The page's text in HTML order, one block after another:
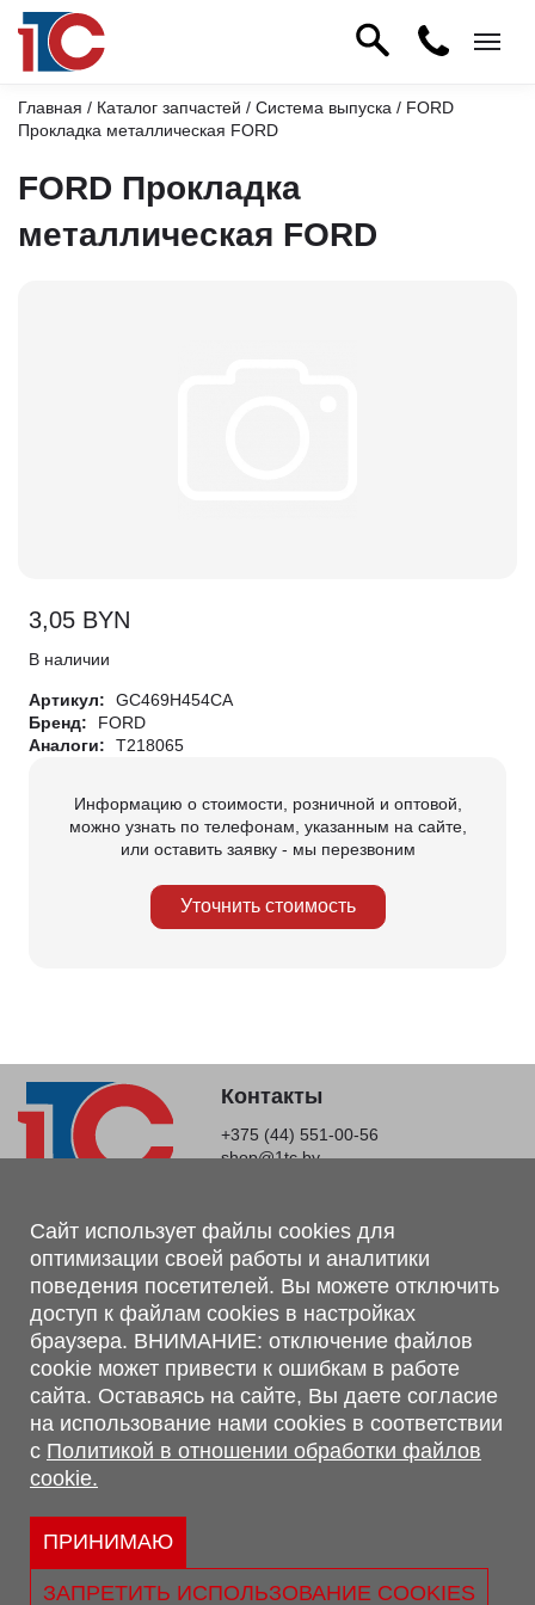
Главная / Каталог запчастей / Система выпуска / FORD
Прокладка металлическая FORD
FORD Прокладка
металлическая FORD
3,05 BYN
В наличии
Артикул:
GC469H454CA
Бренд:
FORD
Аналоги:
T218065
Информацию о стоимости, розничной и оптовой,
можно узнать по телефонам, указанным на сайте,
или оставить заявку - мы перезвоним
Уточнить стоимость
Контакты
+375 (44) 551-00-56
shop@1tc.by
Магазин, склад
г. Минск, Минский р-н, п. Привольный, ул. Мира, 20А,
223062
г. Брест, ул. Лейтенанта Рябцева, 108 В, 224701
Обращаем Ваше внимание, что вся предоставленная на сайте
информация, касающаяся комплектаций, технических
характеристик, цветовых сочетаний, а также стоимости и
сервисного обслуживания носит информационный характер и
не является публичной офертой, определяемой п.2 ст.407
Гражданского кодекса Республики Беларусь.
Политика обработки персональных данных
Политикой в отношении обработки файлов cookie.
Сайт использует файлы cookies для
оптимизации своей работы и аналитики
поведения посетителей. Вы можете отключить
доступ к файлам cookies в настройках
браузера. ВНИМАНИЕ: отключение файлов
cookie может привести к ошибкам в работе
сайта. Оставаясь на сайте, Вы даете согласие
на использование нами cookies в соответствии
с Политикой в отношении обработки файлов
cookie.
ПРИНИМАЮ
ЗАПРЕТИТЬ ИСПОЛЬЗОВАНИЕ COOKIES